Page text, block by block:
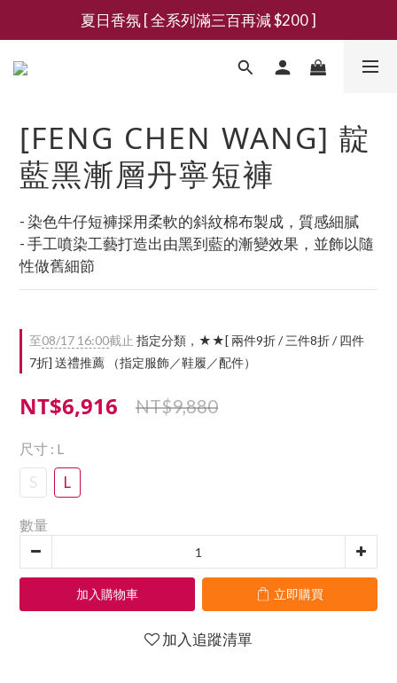
新會員募集現領抵用千元購物金
夏日香氛 [ 全系列滿三百再減 $200 ]
新會員募集現領抵用千元購物金
[FENG CHEN WANG] 靛
藍黑漸層丹寧短褲
- 染色牛仔短褲採用柔軟的斜紋棉布製成，質感細膩
- 手工噴染工藝打造出由黑到藍的漸變效果，並飾以隨
性做舊細節
至08/17 16:00截止 指定分類，★★[ 兩件9折 / 三件8折 / 四件
7折] 送禮推薦 （指定服飾／鞋履／配件）
NT$6,916 NT$9,880
尺寸 : L
S L
數量
加入購物車 立即購買
加入追蹤清單